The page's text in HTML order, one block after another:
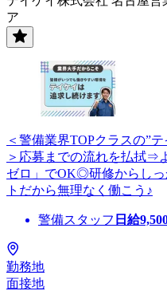
ア
＜警備業界TOPクラスの”
＞応募までの流れを払拭⇒
ゼロ」でOK◎研修からし
トだから無理なく働こう♪
警備スタッフ 日給
勤務地
面接地